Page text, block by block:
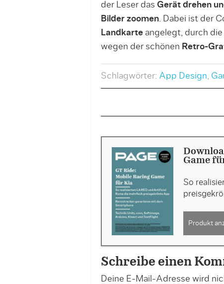
der Leser das Gerät drehen
Bilder zoomen. Dabei ist der
Landkarteangelegt, durch die
wegen der schönen Retro-
Schlagwörter: App Design,
Game
So
Produkt
Schreibe einen
Deine E-Mail-Adresse wird